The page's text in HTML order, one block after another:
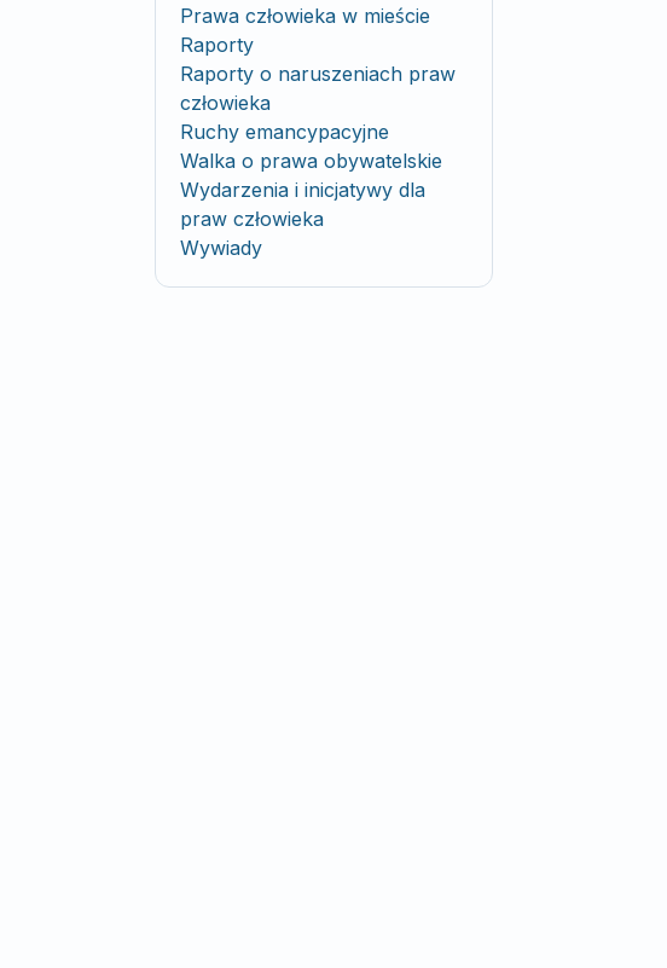
Prawa człowieka w mieście
Raporty
Raporty o naruszeniach praw
człowieka
Ruchy emancypacyjne
Walka o prawa obywatelskie
Wydarzenia i inicjatywy dla
praw człowieka
Wywiady